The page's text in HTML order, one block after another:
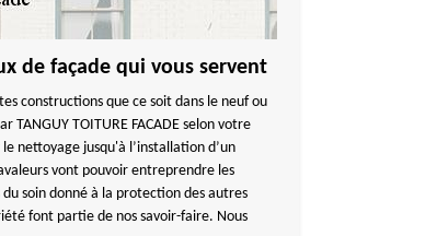
de façade qui vous servent
constructions que ce soit dans le neuf ou
TANGUY TOITURE FACADE selon votre
nettoyage jusqu'à l’installation d’un
vont pouvoir entreprendre les
soin donné à la protection des autres
font partie de nos savoir-faire. Nous